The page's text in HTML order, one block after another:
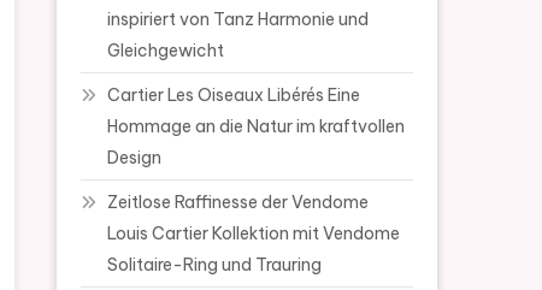
inspiriert von Tanz Harmonie und
Gleichgewicht
Cartier Les Oiseaux Libérés Eine
Hommage an die Natur im kraftvollen
Design
Zeitlose Raffinesse der Vendome
Louis Cartier Kollektion mit Vendome
Solitaire-Ring und Trauring